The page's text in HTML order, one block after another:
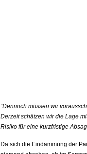
“Dennoch müssen wir
Derzeit schätzen wir die Lage
Risiko für eine kurzfristige
Da sich die Eindämmung der